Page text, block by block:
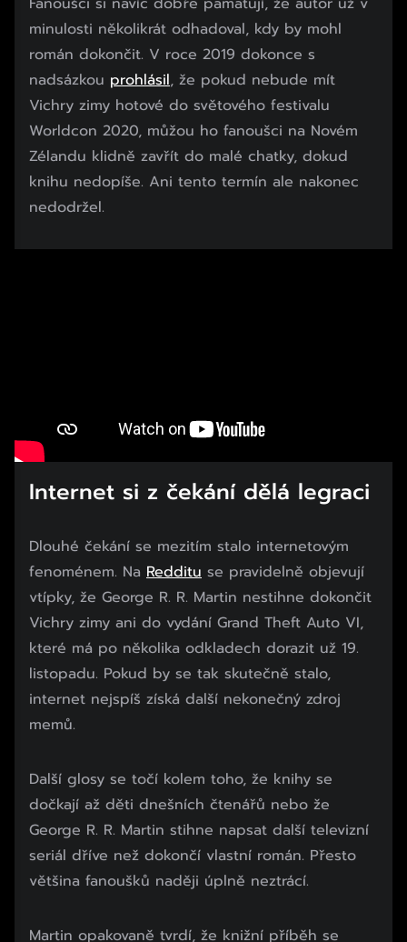
minulosti několikrát odhadoval, kdy by mohl
román dokončit. V roce 2019 dokonce s
nadsázkou prohlásil, že pokud nebude mít
Vichry zimy hotové do světového festivalu
Worldcon 2020, můžou ho fanoušci na Novém
Zélandu klidně zavřít do malé chatky, dokud
knihu nedopíše. Ani tento termín ale nakonec
nedodržel.
Internet si z čekání dělá legraci
Dlouhé čekání se mezitím stalo internetovým
fenoménem. Na Redditu se pravidelně objevují
vtípky, že George R. R. Martin nestihne dokončit
Vichry zimy ani do vydání Grand Theft Auto VI,
které má po několika odkladech dorazit už 19.
listopadu. Pokud by se tak skutečně stalo,
internet nejspíš získá další nekonečný zdroj
memů.
Další glosy se točí kolem toho, že knihy se
dočkají až děti dnešních čtenářů nebo že
George R. R. Martin stihne napsat další televizní
seriál dříve než dokončí vlastní román. Přesto
většina fanoušků naději úplně neztrácí.
Martin opakovaně tvrdí, že knižní příběh se